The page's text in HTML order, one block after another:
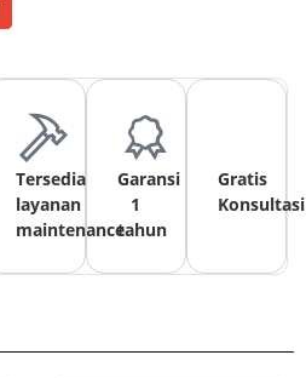
Tersedia
layanan
maintenance
Garansi
1
tahun
Gratis
Konsultasi